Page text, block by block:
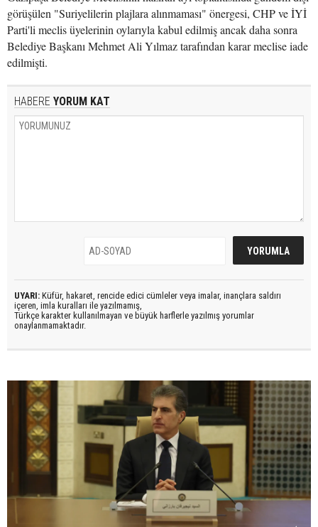
görüşülen "Suriyelilerin plajlara alınmaması" önergesi, CHP ve İYİ
Parti'li meclis üyelerinin oylarıyla kabul edilmiş ancak daha sonra
Belediye Başkanı Mehmet Ali Yılmaz tarafından karar meclise iade
edilmişti.
HABERE YORUM KAT
UYARI: Küfür, hakaret, rencide edici cümleler veya imalar, inançlara saldırı
içeren, imla kuralları ile yazılmamış,
Türkçe karakter kullanılmayan ve büyük harflerle yazılmış yorumlar
onaylanmamaktadır.